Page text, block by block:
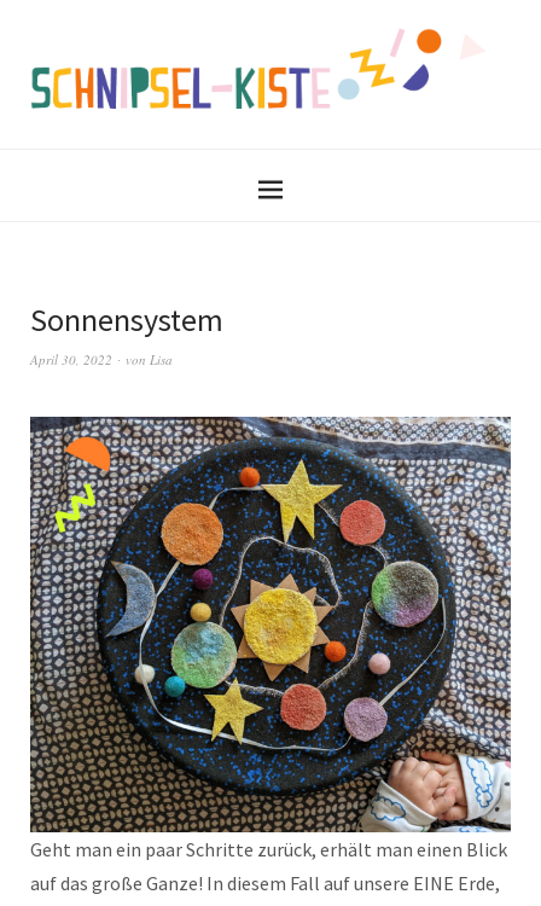
Sonnensystem
April 30, 2022 von Lisa
Geht man ein paar Schritte zurück, erhält man einen Blick
auf das große Ganze! In diesem Fall auf unsere EINE Erde,